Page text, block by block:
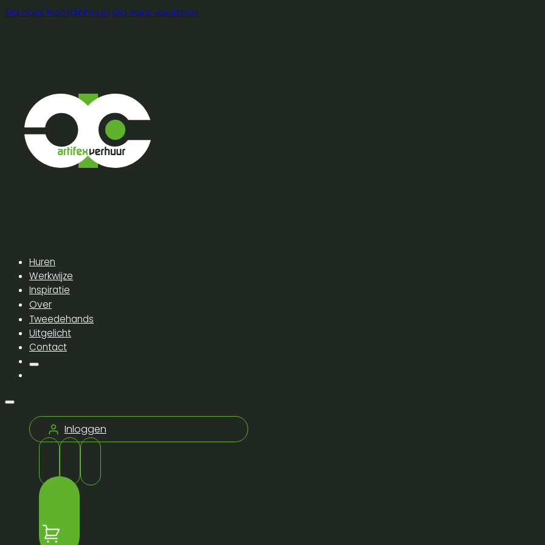
Ga naar hoofdinhoud Ga naar voettekst
Huren
Werkwijze
Inspiratie
Over
Tweedehands
Uitgelicht
Contact
Inloggen